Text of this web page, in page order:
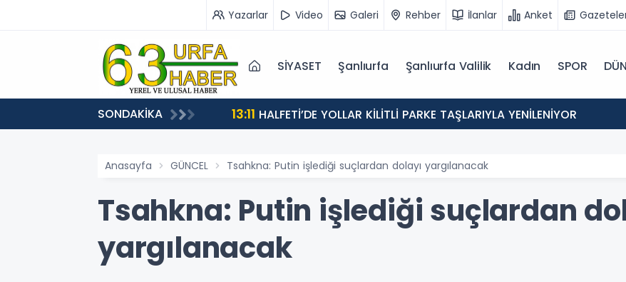
Yazarlar Video Galeri Rehber İlanlar Anket
SİYASET Şanlıurfa Şanlıurfa Valilik Kadın SPOR
SONDAKİKA 13:11 HALFETİ’DE YOLLAR KİLİTLİ PARKE TAŞLARIYLA YENİLENİYOR
Anasayfa GÜNCEL Tsahkna: Putin işlediği suçlardan dolayı yargılanacak
Tsahkna: Putin işlediği suçlardan
yargılanacak